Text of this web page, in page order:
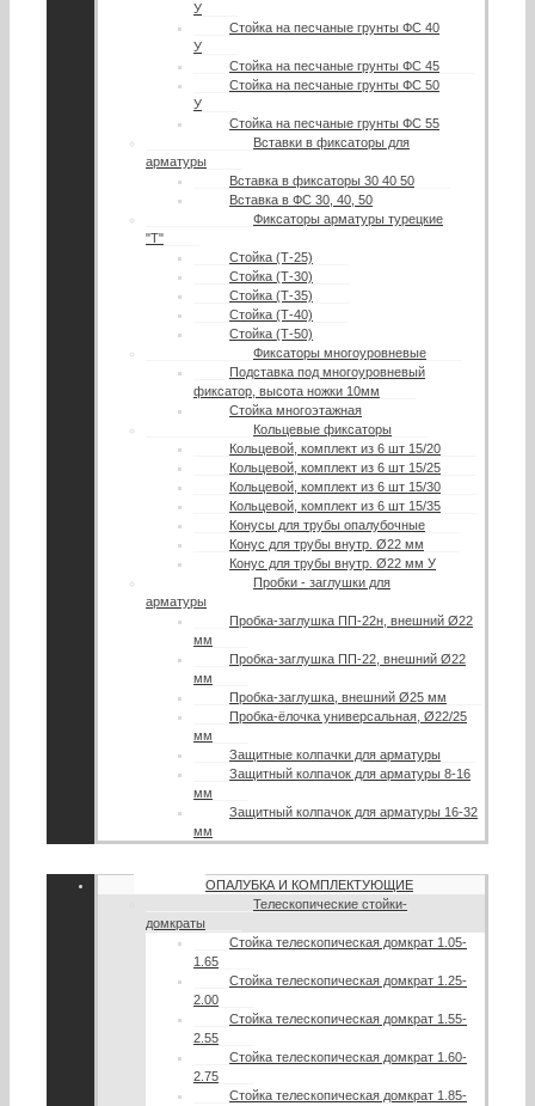
У
Стойка на песчаные грунты ФС 40
У
Стойка на песчаные грунты ФС 45
Стойка на песчаные грунты ФС 50
У
Стойка на песчаные грунты ФС 55
Вставки в фиксаторы для
арматуры
Вставка в фиксаторы 30 40 50
Вставка в ФС 30, 40, 50
Фиксаторы арматуры турецкие
"Т"
Стойка (Т-25)
Стойка (Т-30)
Стойка (Т-35)
Стойка (Т-40)
Стойка (Т-50)
Фиксаторы многоуровневые
Подставка под многоуровневый
фиксатор, высота ножки 10мм
Стойка многоэтажная
Кольцевые фиксаторы
Кольцевой, комплект из 6 шт 15/20
Кольцевой, комплект из 6 шт 15/25
Кольцевой, комплект из 6 шт 15/30
Кольцевой, комплект из 6 шт 15/35
Конусы для трубы опалубочные
Конус для трубы внутр. Ø22 мм
Конус для трубы внутр. Ø22 мм У
Пробки - заглушки для
арматуры
Пробка-заглушка ПП-22н, внешний Ø22
мм
Пробка-заглушка ПП-22, внешний Ø22
мм
Пробка-заглушка, внешний Ø25 мм
Пробка-ёлочка универсальная, Ø22/25
мм
Защитные колпачки для арматуры
Защитный колпачок для арматуры 8-16
мм
Защитный колпачок для арматуры 16-32
мм
ОПАЛУБКА И КОМПЛЕКТУЮЩИЕ
Телескопические стойки-
домкраты
Стойка телескопическая домкрат 1.05-
1.65
Стойка телескопическая домкрат 1.25-
2.00
Стойка телескопическая домкрат 1.55-
2.55
Стойка телескопическая домкрат 1.60-
2.75
Стойка телескопическая домкрат 1.85-